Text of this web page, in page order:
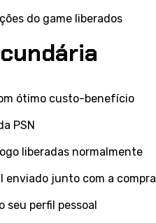
do game liberados
ótimo custo-benefício
PSN
liberadas normalmente
enviado junto com a compra
seu perfil pessoal